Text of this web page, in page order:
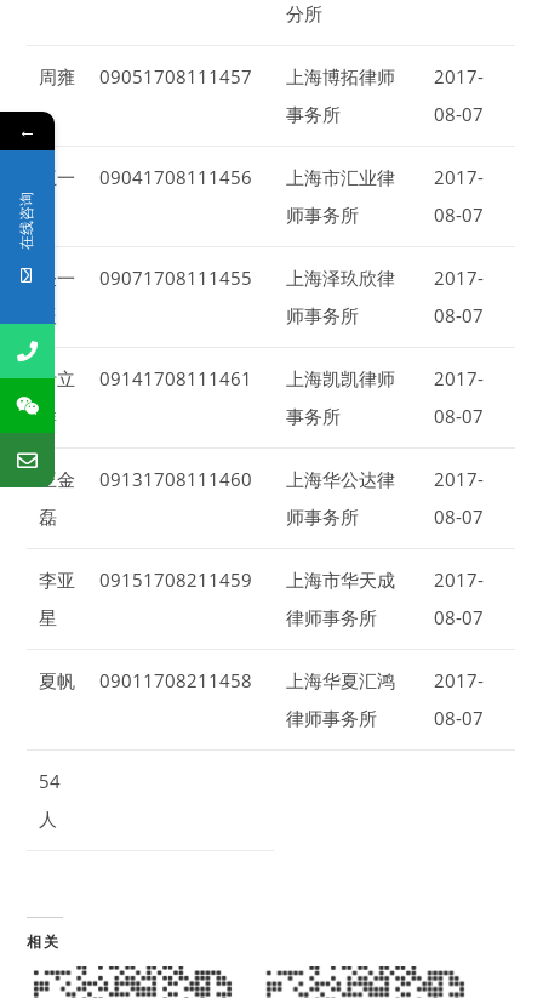
分所
周雍 09051708111457
上海博拓律师
事务所
2017-
08-07
王一
09041708111456
上海市汇业律
师事务所
2017-
08-07
仝一
辰
09071708111455
上海泽玖欣律
师事务所
2017-
08-07
叶立
群
09141708111461
上海凯凯律师
事务所
2017-
08-07
王金
磊
09131708111460
上海华公达律
师事务所
2017-
08-07
李亚
星
09151708211459
上海市华天成
律师事务所
2017-
08-07
夏帆 09011708211458
上海华夏汇鸿
律师事务所
2017-
08-07
54
人
相关
←
在线咨询